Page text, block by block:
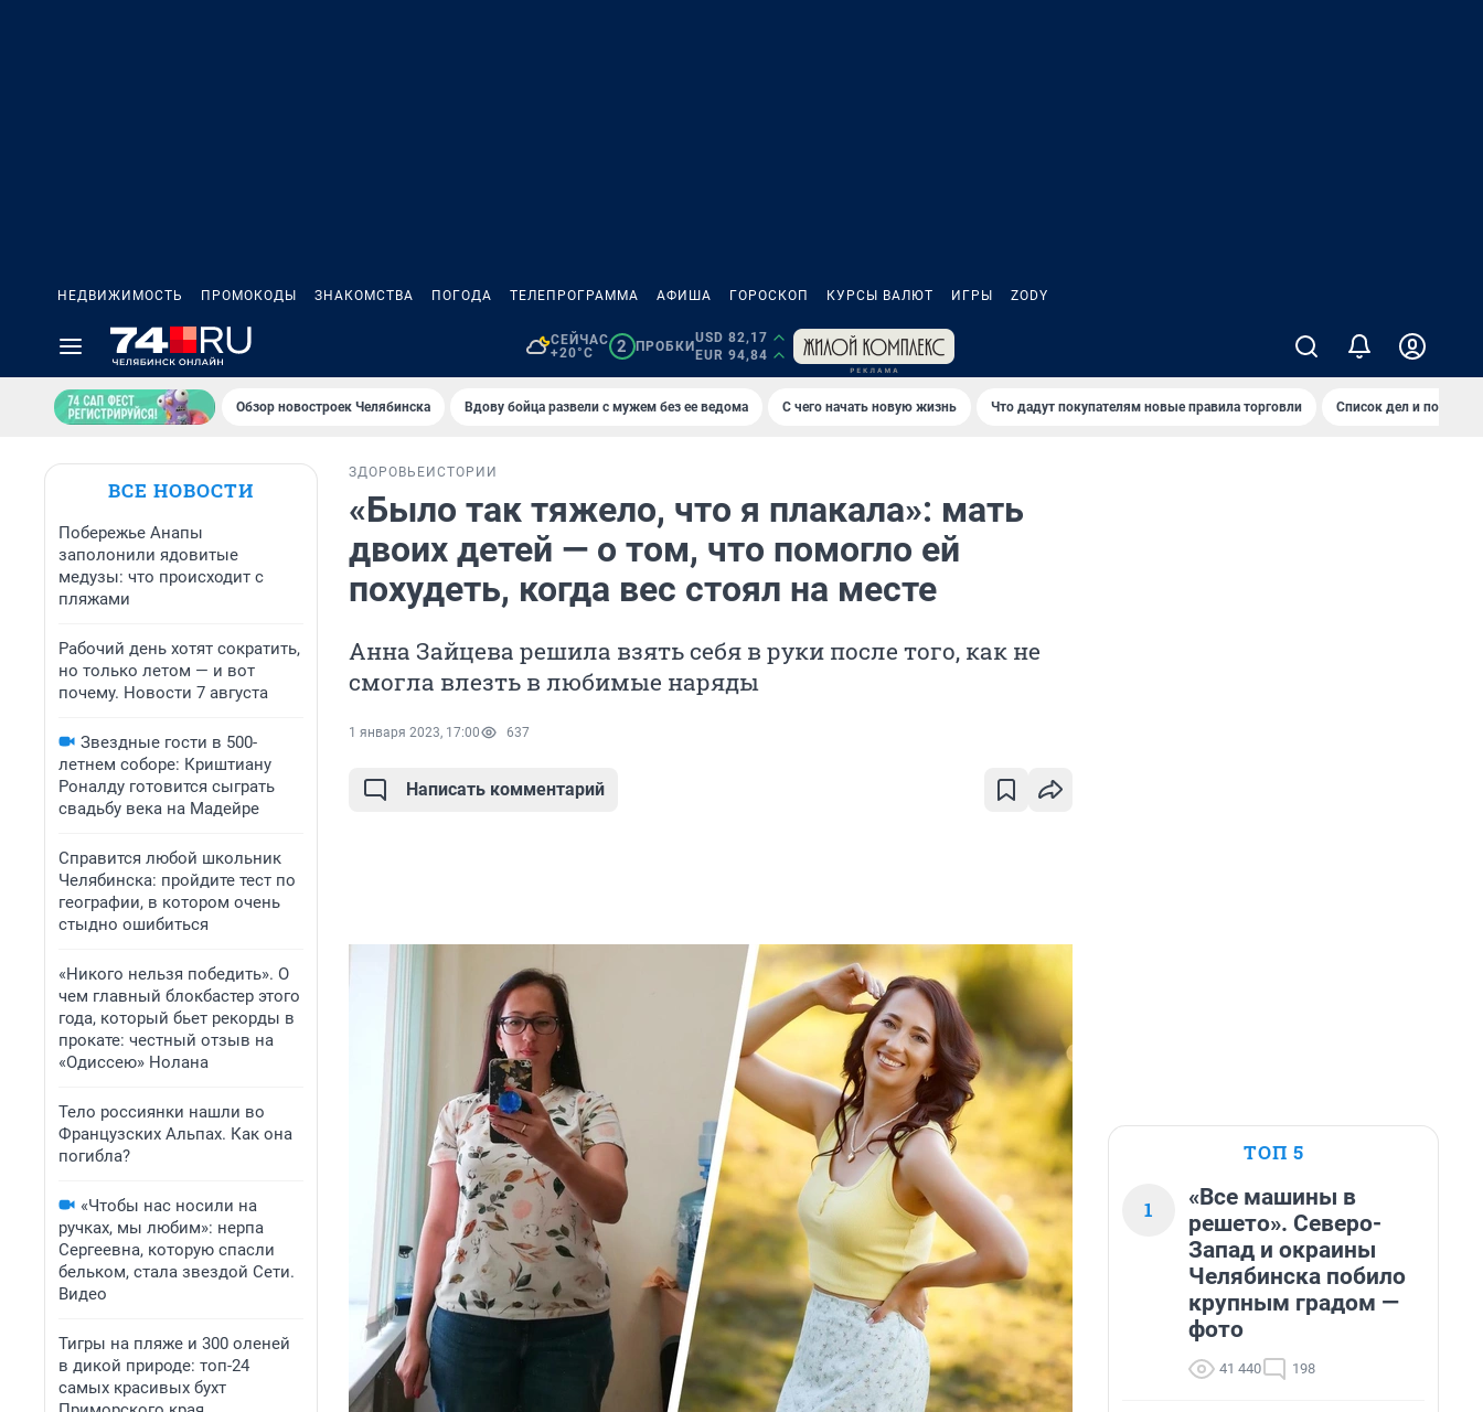
НЕДВИЖИМОСТЬ ПРОМОКОДЫ ЗНАКОМСТВА ПОГОДА ТЕЛЕПРОГРАММА АФИША ГОРОСКОП КУРСЫ ВАЛЮТ ИГРЫ ZODY
СЕЙЧАС
+20°C
2 ПРОБКИ
USD 82,17
EUR 94,84
Обзор новостроек Челябинска Вдову бойца развели с мужем без ее ведома С чего начать новую жизнь Что дадут покупателям новые правила торговли Список дел и покупок
ВСЕ НОВОСТИ
Побережье Анапы
заполонили ядовитые
медузы: что происходит с
пляжами
Рабочий день хотят сократить,
но только летом — и вот
почему. Новости 7 августа
Звездные гости в 500-
летнем соборе: Криштиану
Роналду готовится сыграть
свадьбу века на Мадейре
Справится любой школьник
Челябинска: пройдите тест по
географии, в котором очень
стыдно ошибиться
«Никого нельзя победить». О
чем главный блокбастер этого
года, который бьет рекорды в
прокате: честный отзыв на
«Одиссею» Нолана
Тело россиянки нашли во
Французских Альпах. Как она
погибла?
«Чтобы нас носили на
ручках, мы любим»: нерпа
Сергеевна, которую спасли
бельком, стала звездой Сети.
Видео
Тигры на пляже и 300 оленей
в дикой природе: топ-24
самых красивых бухт
ЗДОРОВЬЕ ИСТОРИИ
«Было так тяжело, что я плакала»: мать
двоих детей — о том, что помогло ей
похудеть, когда вес стоял на месте
Анна Зайцева решила взять себя в руки после того, как не
смогла влезть в любимые наряды
1 января 2023, 17:00 637
Написать комментарий
ТОП 5
1
«Все машины в
решето». Северо-
Запад и окраины
Челябинска побило
крупным градом —
фото
41 440 198